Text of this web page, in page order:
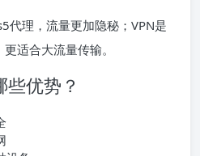
代理，流量更加隐秘；VPN是
适合大流量传输。
优势？